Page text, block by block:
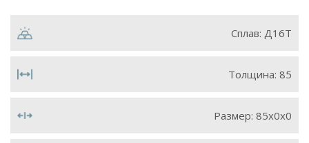
Сплав: Д16Т
Толщина: 85
Размер: 85х0х0